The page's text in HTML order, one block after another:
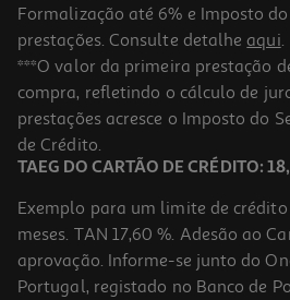
Pato Tubbz Wicked Ed Cowardly Lion
24.99 €/un
24,99 €
Formalização até 6% e Imposto
prestações. Consulte detalhe aqui.
***O valor da primeira prestação
compra, refletindo o cálculo de
prestações acresce o Imposto do
de Crédito.
TAEG DO CARTÃO DE CRÉDITO:
Exemplo para um limite de
meses. TAN 17,60 %. Adesão ao
aprovação. Informe-se junto do
Portugal, registado no Banco de